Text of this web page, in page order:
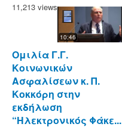
11,213 views
10:46
Ομιλία Γ.Γ.
Κοινωνικών
Ασφαλίσεων κ. Π.
Κοκκόρη στην
εκδήλωση
“Ηλεκτρονικός Φάκε...